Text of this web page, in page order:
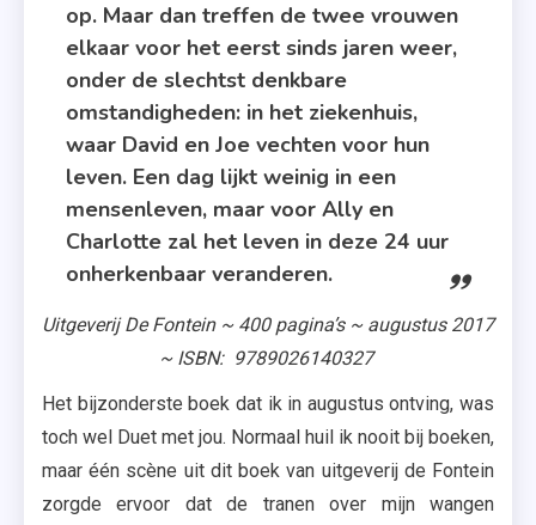
op. Maar dan treffen de twee vrouwen
elkaar voor het eerst sinds jaren weer,
onder de slechtst denkbare
omstandigheden: in het ziekenhuis,
waar David en Joe vechten voor hun
leven. Een dag lijkt weinig in een
mensenleven, maar voor Ally en
Charlotte zal het leven in deze 24 uur
onherkenbaar veranderen.
Uitgeverij De Fontein ~ 400 pagina’s ~ augustus 2017
~ ISBN: 9789026140327
Het bijzonderste boek dat ik in augustus ontving, was
toch wel Duet met jou. Normaal huil ik nooit bij boeken,
maar één scène uit dit boek van uitgeverij de Fontein
zorgde ervoor dat de tranen over mijn wangen